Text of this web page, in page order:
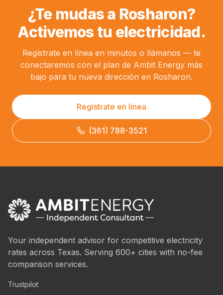
¿Te mudas a Rosharon?
Activemos tu electricidad.
Regístrate en línea en minutos o llámanos — te
conectaremos con el plan de Ambit Energy más
bajo para tu nueva dirección en Rosharon.
Regístrate en línea
(361) 788-3521
Your independent advisor for competitive electricity
rates across Texas. Serving 600+ cities with no-fee
comparison services.
Trustpilot